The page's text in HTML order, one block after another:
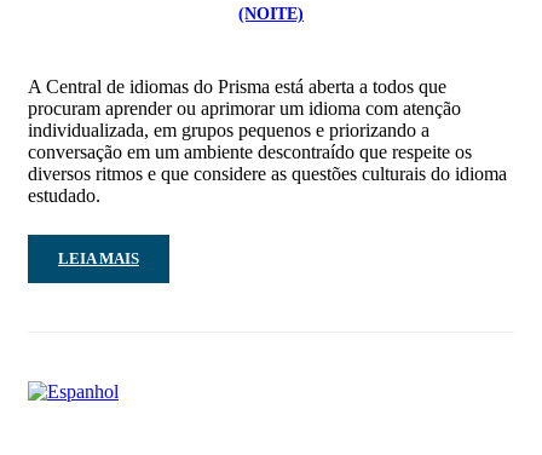
(NOITE)
A Central de idiomas do Prisma está aberta a todos que
procuram aprender ou aprimorar um idioma com atenção
individualizada, em grupos pequenos e priorizando a
conversação em um ambiente descontraído que respeite os
diversos ritmos e que considere as questões culturais do idioma
estudado.
LEIA MAIS